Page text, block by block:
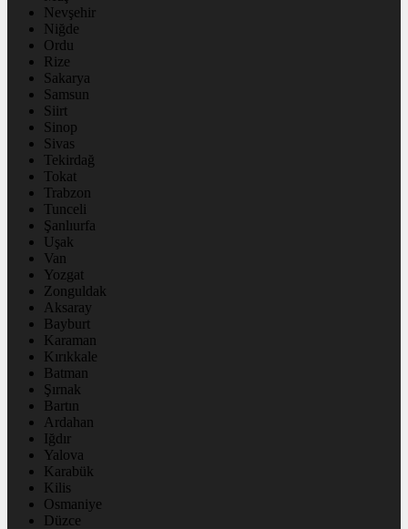
Nevşehir
Niğde
Ordu
Rize
Sakarya
Samsun
Siirt
Sinop
Sivas
Tekirdağ
Tokat
Trabzon
Tunceli
Şanlıurfa
Uşak
Van
Yozgat
Zonguldak
Aksaray
Bayburt
Karaman
Kırıkkale
Batman
Şırnak
Bartın
Ardahan
Iğdır
Yalova
Karabük
Kilis
Osmaniye
Düzce